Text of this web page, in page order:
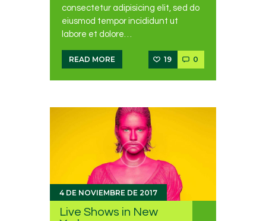
consectetur adipisicing elit, sed do
eiusmod tempor incididunt ut
labore et dolore…
READ MORE 19 0
4 DE NOVIEMBRE DE 2017
Live Shows in New